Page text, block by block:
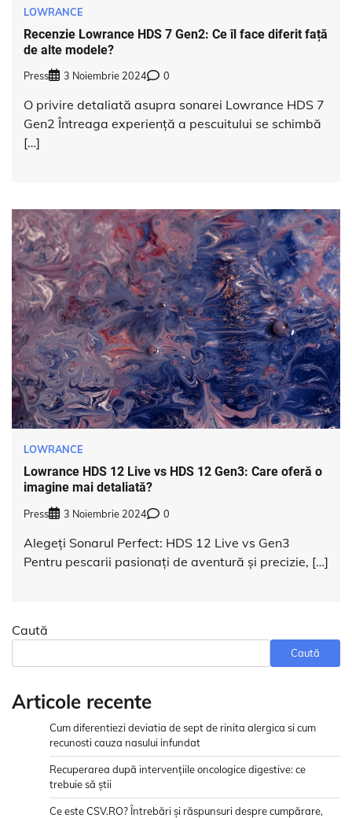
LOWRANCE
Recenzie Lowrance HDS 7 Gen2: Ce îl face diferit față
de alte modele?
Press 3 Noiembrie 2024 0
O privire detaliată asupra sonarei Lowrance HDS 7
Gen2 Întreaga experiență a pescuitului se schimbă
[…]
LOWRANCE
Lowrance HDS 12 Live vs HDS 12 Gen3: Care oferă o
imagine mai detaliată?
Press 3 Noiembrie 2024 0
Alegeți Sonarul Perfect: HDS 12 Live vs Gen3
Pentru pescarii pasionați de aventură și precizie, […]
Caută
Caută
Articole recente
Cum diferentiezi deviatia de sept de rinita alergica si cum
recunosti cauza nasului infundat
Recuperarea după intervențiile oncologice digestive: ce
trebuie să știi
Ce este CSV.RO? Întrebări și răspunsuri despre cumpărare,